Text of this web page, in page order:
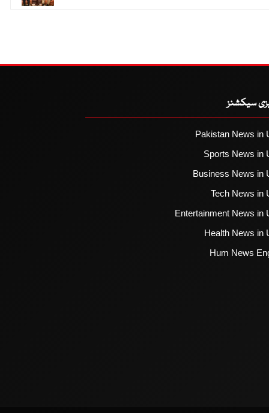
سیکشنز
Pakistan News in
Sports News in
Business News in
Tech News in
Entertainment News in
Health News in
Hum News